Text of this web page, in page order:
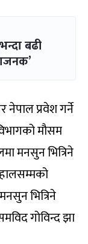
बढी
प्रवेश गर्ने
मौसम
मनसुन भित्रिने
भित्रिने
गोविन्द झा